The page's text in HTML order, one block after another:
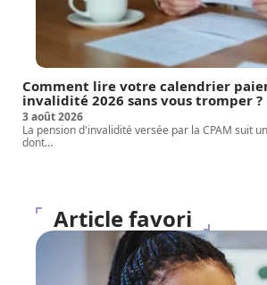
Comment lire votre calendrier
invalidité 2026 sans vous tromper ?
3 août 2026
La pension d'invalidité versée par la CPAM suit
dont…
Article favori